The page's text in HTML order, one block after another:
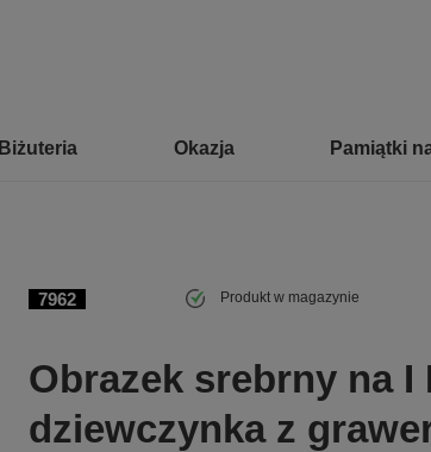
Biżuteria Okazja Pamiątki
7962 Produkt w magazynie
Obrazek srebrny na I
dziewczynka z